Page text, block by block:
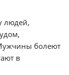
людей,
болеют
в